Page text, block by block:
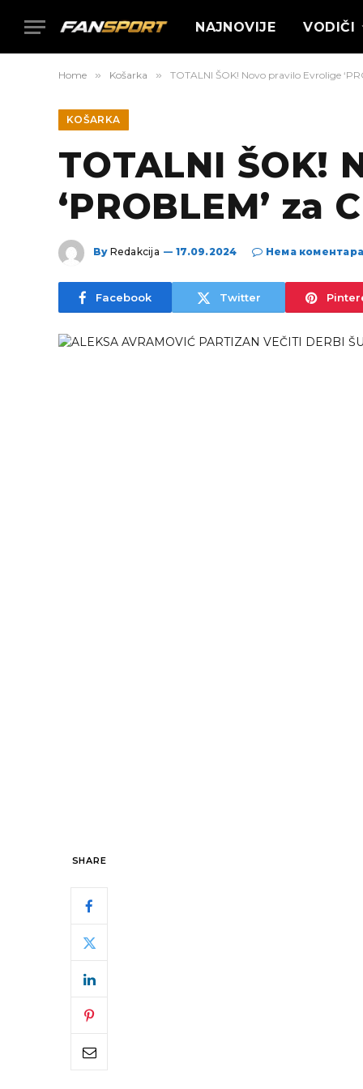
NAJNOVIJE VODIČI
Home » Košarka » TOTALNI ŠOK! Novo pravilo Evrolige
KOŠARKA
TOTALNI ŠOK!
‘PROBLEM’
By Redakcija 17.09.2024 Нема коментара
Facebook Twitter
SHARE